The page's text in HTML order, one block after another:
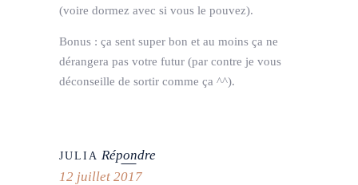
(voire dormez avec si vous le pouvez).
Bonus : ça sent super bon et au moins ça ne
dérangera pas votre futur (par contre je vous
déconseille de sortir comme ça ^^).
JULIA Répondre
12 juillet 2017